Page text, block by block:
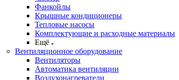
Фанкойлы
Крышные кондиционеры
Тепловые насосы
Комплектующие и расходные материалы
Ещё
Вентиляционное оборудование
Вентиляторы
Автоматика вентиляции
Воздухонагреватели